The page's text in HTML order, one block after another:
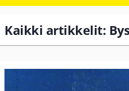
Kaikki artikkelit: